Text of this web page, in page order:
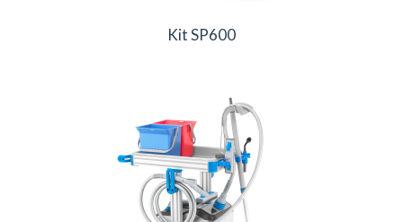
Kit SP600